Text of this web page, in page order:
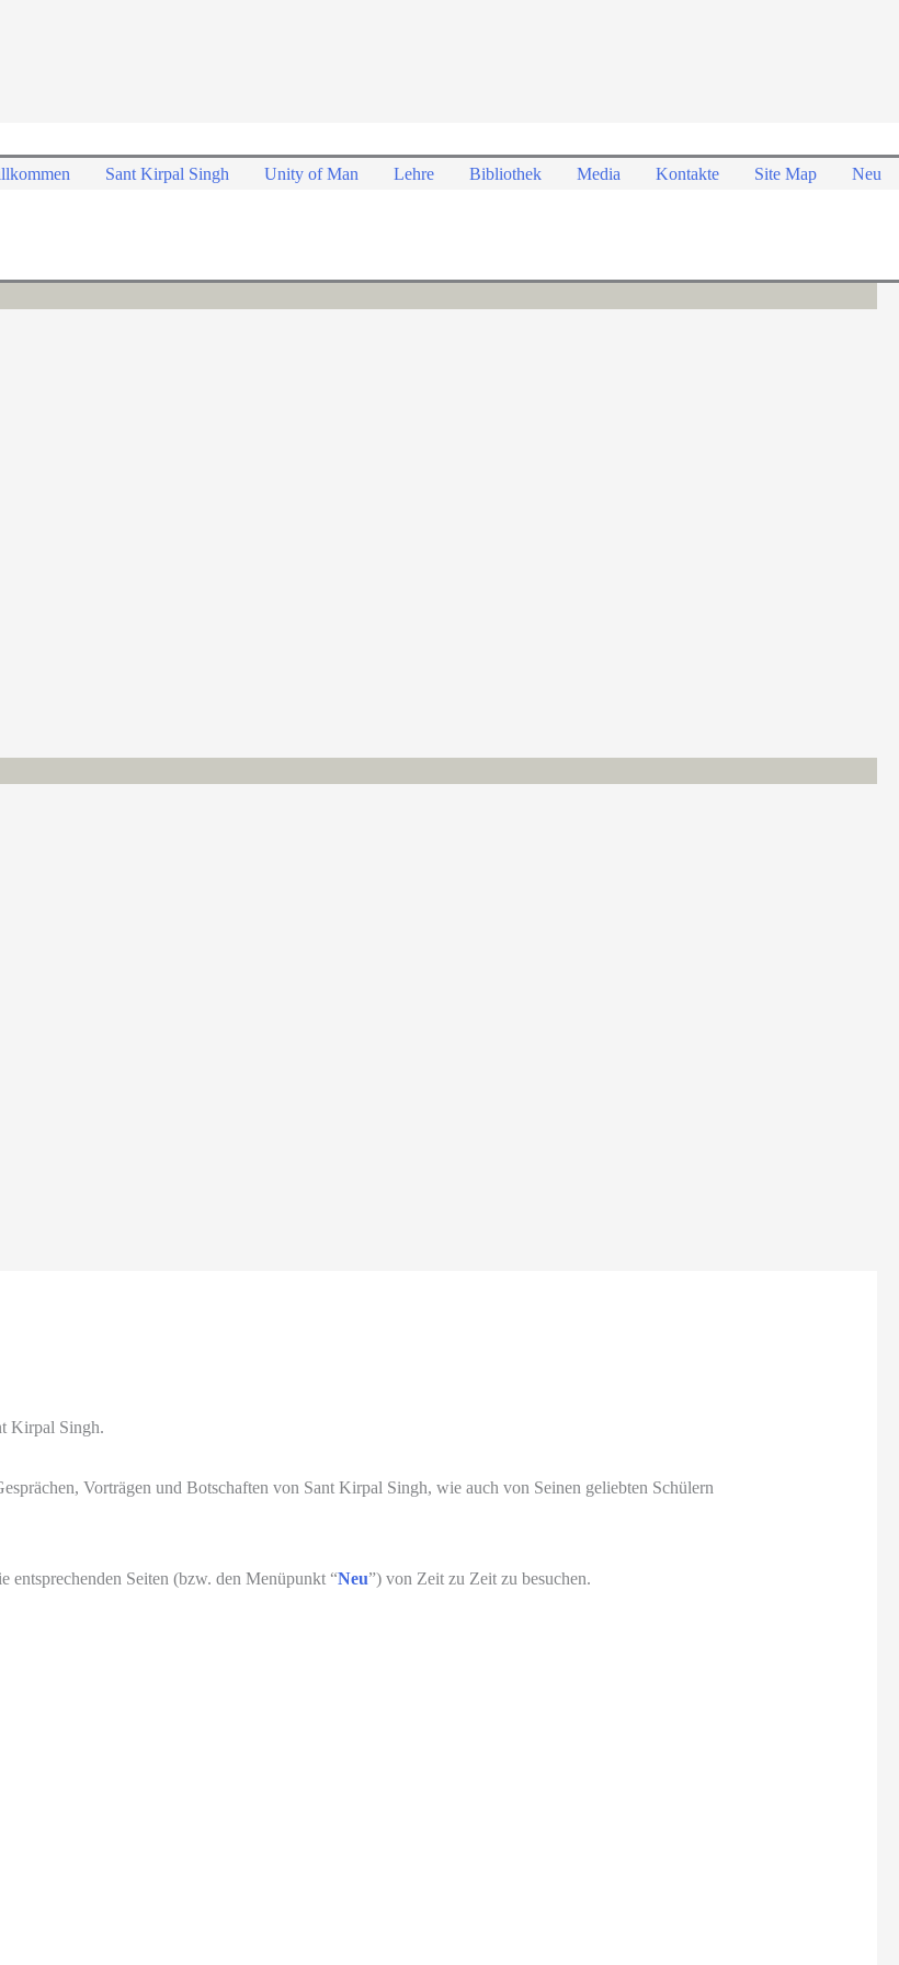
Sant Kirpal Singh Unity of Man Lehre Bibliothek Media Kontakte Site Map
Neu
Kirpal Singh.
Vorträgen und Botschaften von Sant Kirpal Singh, wie auch von Seinen geliebten Schülern
entsprechenden Seiten (bzw. den Menüpunkt “Neu”) von Zeit zu Zeit zu besuchen.